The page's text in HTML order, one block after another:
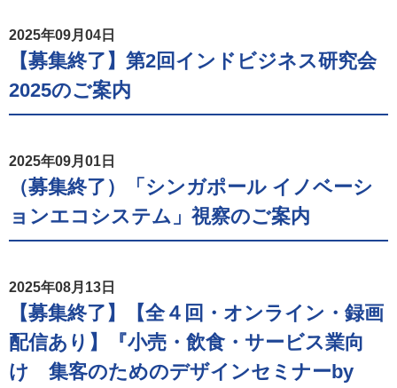
2025年09月04日
【募集終了】第2回インドビジネス研究会
2025のご案内
2025年09月01日
（募集終了）「シンガポール イノベーシ
ョンエコシステム」視察のご案内
2025年08月13日
【募集終了】【全４回・オンライン・録画
配信あり】『小売・飲食・サービス業向
け 集客のためのデザインセミナーby